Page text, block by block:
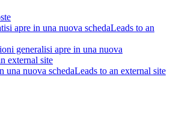
si apre in una nuova schedaLeads to an
generalisi apre in una nuova
external site
una nuova schedaLeads to an external site